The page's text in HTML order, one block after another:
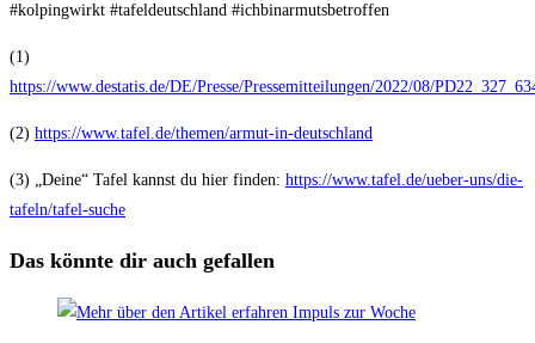
#kolpingwirkt #tafeldeutschland #ichbinarmutsbetroffen
(1)
https://www.destatis.de/DE/Presse/Pressemitteilungen/2022/08/
(2) https://www.tafel.de/themen/armut-in-deutschland
(3) „Deine“ Tafel kannst du hier finden: https://www.tafel.de/ueber-uns/die-
tafeln/tafel-suche
Das könnte dir auch gefallen